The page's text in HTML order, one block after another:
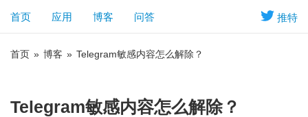
推特
首页 应用 博客 问答
首页 » 博客 » Telegram敏感内容怎么解除？
Telegram敏感内容怎么解除？